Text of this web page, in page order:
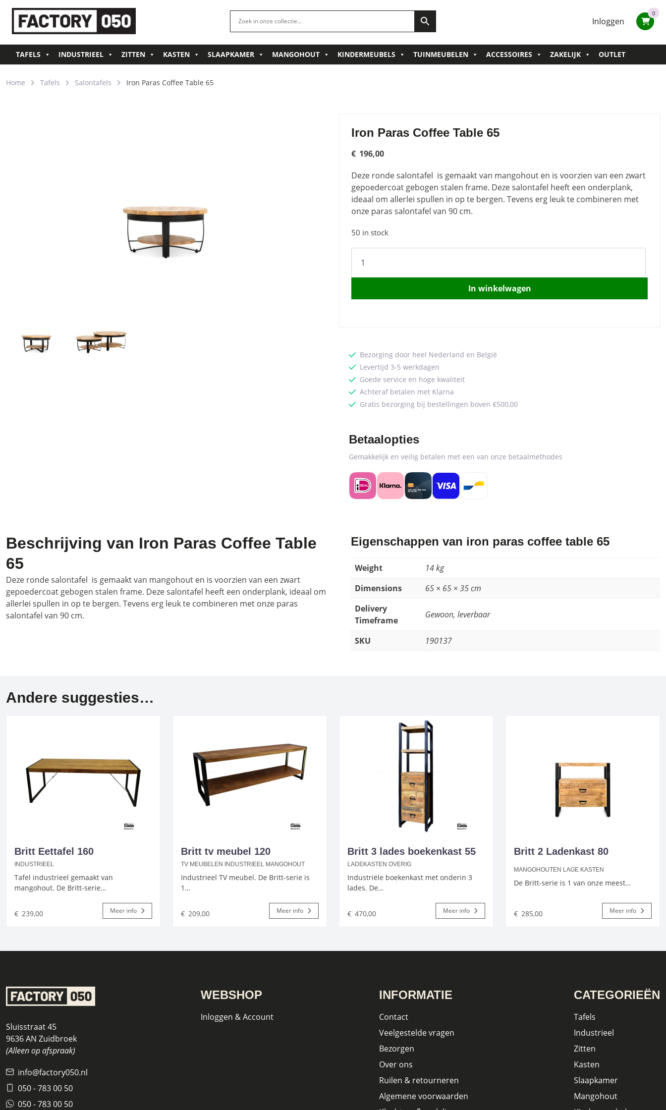
Inloggen
0
TAFELS INDUSTRIEEL ZITTEN KASTEN SLAAPKAMER MANGOHOUT KINDERMEUBELS TUINMEUBELEN ACCESSOIRES ZAKELIJK OUTLET
Home Tafels Salontafels Iron Paras Coffee Table 65
Iron Paras Coffee Table 65
€ 196,00
Deze ronde salontafel is gemaakt van mangohout en is voorzien van een zwart
gepoedercoat gebogen stalen frame. Deze salontafel heeft een onderplank,
ideaal om allerlei spullen in op te bergen. Tevens erg leuk te combineren met
onze paras salontafel van 90 cm.
50 in stock
Paras
Coffee
65
In winkelwagen
Bezorging door heel Nederland en België
Levertijd 3-5 werkdagen
Goede service en hoge kwaliteit
Achteraf betalen met Klarna
Gratis bezorging bij bestellingen boven €500,00
Betaalopties
Gemakkelijk en veilig betalen met een van onze betaalmethodes
Beschrijving van Iron Paras Coffee Table
65
Deze ronde salontafel is gemaakt van mangohout en is voorzien van een zwart
gepoedercoat gebogen stalen frame. Deze salontafel heeft een onderplank, ideaal om
allerlei spullen in op te bergen. Tevens erg leuk te combineren met onze paras
salontafel van 90 cm.
Eigenschappen van iron paras coffee table 65
Weight
14 kg
Dimensions
65 × 65 × 35 cm
Delivery
Timeframe
Gewoon, leverbaar
SKU 190137
Andere suggesties…
Britt Eettafel 160
INDUSTRIEEL
Tafel industrieel gemaakt van
mangohout. De Britt-serie…
€ 239,00 Meer info
Britt tv meubel 120
TV MEUBELEN INDUSTRIEEL MANGOHOUT
Industrieel TV meubel. De Britt-serie is
1…
€ 209,00 Meer info
Britt 3 lades boekenkast 55
LADEKASTEN OVERIG
Industriële boekenkast met onderin 3
lades. De…
€ 470,00 Meer info
Britt 2 Ladenkast 80
MANGOHOUTEN LAGE KASTEN
De Britt-serie is 1 van onze meest…
€ 285,00 Meer info
Sluisstraat 45
9636 AN Zuidbroek
(Alleen op afspraak)
info@factory050.nl
050 - 783 00 50
050 - 783 00 50
WEBSHOP
Inloggen & Account
INFORMATIE
Contact
Veelgestelde vragen
Bezorgen
Over ons
Ruilen & retourneren
Algemene voorwaarden
CATEGORIEËN
Tafels
Industrieel
Zitten
Kasten
Slaapkamer
Mangohout